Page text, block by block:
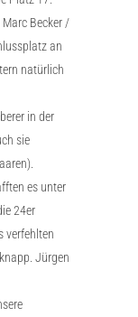
Marc Becker /
an
natürlich
in der
sie
es unter
24er
verfehlten
Jürgen